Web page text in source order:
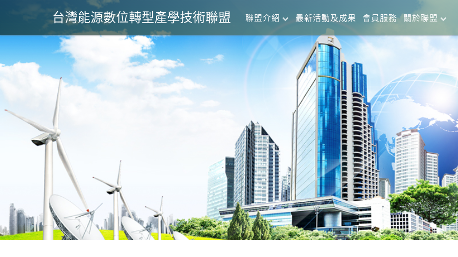
台灣能源數位轉型產學技術聯盟 聯盟介紹 最新活動及成果 會員服務 關於聯盟